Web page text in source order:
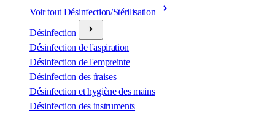
Voir tout Désinfection/Stérilisation
Désinfection
Désinfection de l'aspiration
Désinfection de l'empreinte
Désinfection des fraises
Désinfection et hygiène des mains
Désinfection des instruments